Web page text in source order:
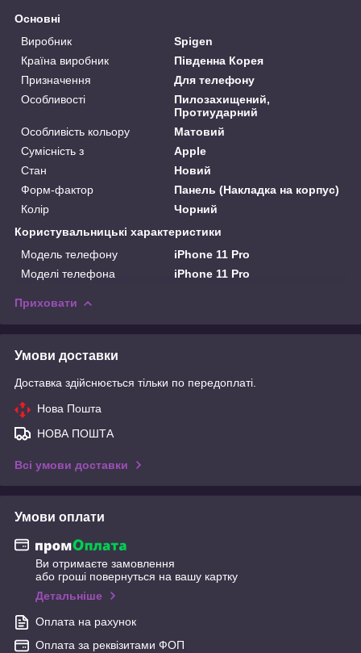
Основні
Виробник
Spigen
Країна виробник
Південна Корея
Призначення
Для телефону
Особливості
Пилозахищений,
Протиударний
Особливість кольору
Матовий
Сумісність з
Apple
Стан
Новий
Форм-фактор
Панель (Накладка на корпус)
Колір
Чорний
Користувальницькі характеристики
Модель телефону
iPhone 11 Pro
Моделі телефона
iPhone 11 Pro
Приховати
Умови доставки
Доставка здійснюється тільки по передоплаті.
Нова Пошта
НОВА ПОШТА
Всі умови доставки
Умови оплати
Ви отримаєте замовлення
або гроші повернуться на вашу картку
Детальніше
Оплата на рахунок
Оплата за реквізитами ФОП